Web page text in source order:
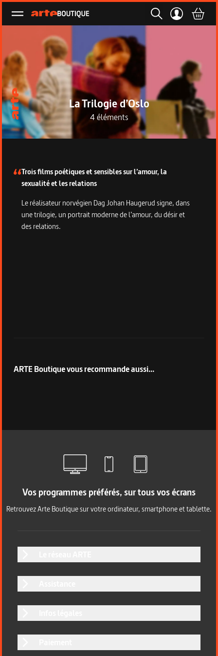
Ouvrir le menu
La Trilogie d’Oslo
4 éléments
Description de la collection
Trois films poétiques et sensibles sur l’amour, la
sexualité et les relations
Le réalisateur norvégien Dag Johan Haugerud signe, dans
une trilogie, un portrait moderne de l’amour, du désir et
des relations.
ARTE Boutique vous recommande aussi...
Vos programmes préférés, sur tous vos écrans
Retrouvez Arte Boutique sur votre ordinateur, smartphone et tablette.